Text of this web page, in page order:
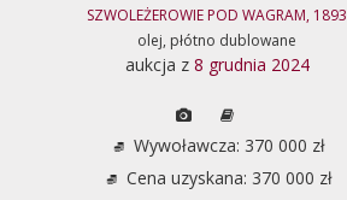
SZWOLEŻEROWIE POD WAGRAM, 1893
olej, płótno dublowane
aukcja z 8 grudnia 2024
Wywoławcza: 370 000 zł
Cena uzyskana: 370 000 zł